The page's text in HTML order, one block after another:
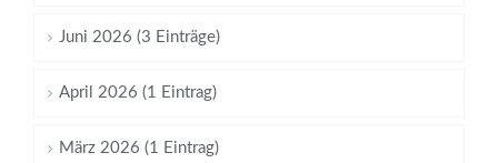
Juni 2026 (3 Einträge)
April 2026 (1 Eintrag)
März 2026 (1 Eintrag)